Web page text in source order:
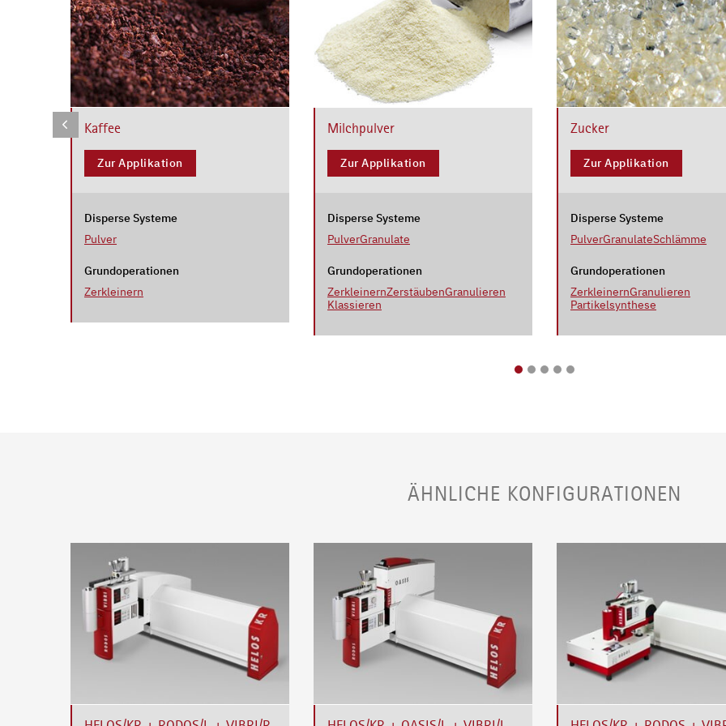
Kaffee
Zur Applikation
Disperse Systeme
Pulver
Grundoperationen
Zerkleinern
Milchpulver
Zur Applikation
Disperse Systeme
PulverGranulate
Grundoperationen
ZerkleinernZerstäubenGranulieren
Klassieren
Zucker
Zur Applikation
Disperse Systeme
PulverGranulateSchlämme
Grundoperationen
ZerkleinernGranulieren
Partikelsynthese
ÄHNLICHE KONFIGURATIONEN